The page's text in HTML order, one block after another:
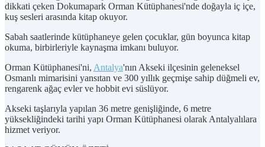
dikkati çeken Dokumapark Orman Kütüphanesi'nde doğayla iç içe,
kuş sesleri arasında kitap okuyor.
Sabah saatlerinde kütüphaneye gelen çocuklar, gün boyunca kitap
okuma, birbirleriyle kaynaşma imkanı buluyor.
Orman Kütüphanesi'ni, Antalya'nın Akseki ilçesinin geleneksel
Osmanlı mimarisini yansıtan ve 300 yıllık geçmişe sahip düğmeli ev,
rengarenk ağaç evler ve hobbit evi süslüyor.
Akseki taşlarıyla yapılan 36 metre genişliğinde, 6 metre
yüksekliğindeki tarihi yapı Orman Kütüphanesi olarak Antalyalılara
hizmet veriyor.